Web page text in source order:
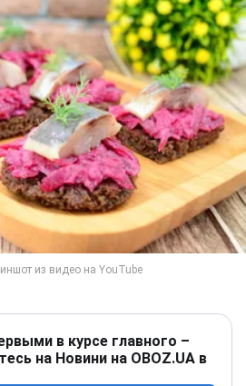
в курсе главного –
на Новини на OBOZ.UA в